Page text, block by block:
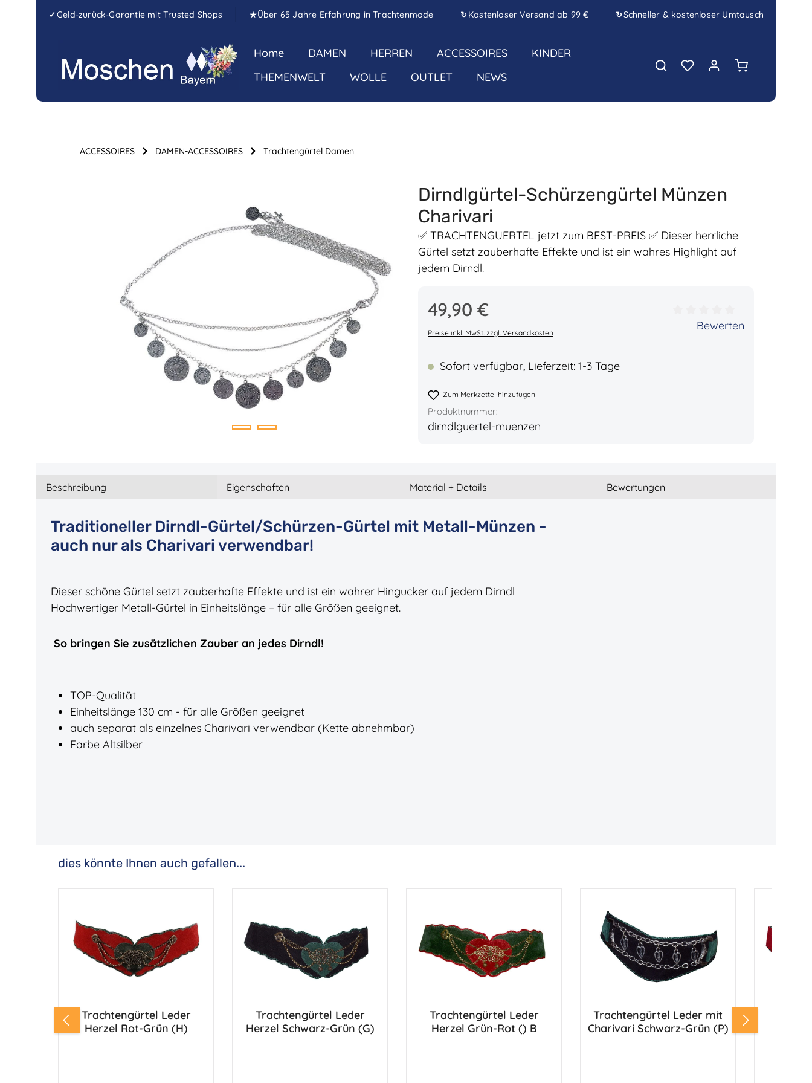
Zum Hauptinhalt springen
Zur Hauptnavigation springen
✓ Geld-zurück-Garantie mit Trusted Shops ★Über 65 Jahre Erfahrung in Trachtenmode ↻ Kostenloser Versand ab 99 € ↻Schneller & kostenloser Umtausch
Home DAMEN HERREN ACCESSOIRES
KINDER
THEMENWELT
WOLLE OUTLET NEWS
Warenkorb
ACCESSOIRES DAMEN-ACCESSOIRES Trachtengürtel Damen
Dirndlgürtel-Schürzengürtel Münzen
Charivari
✅ TRACHTENGUERTEL jetzt zum BEST-PREIS ✅ Dieser herrliche
Gürtel setzt zauberhafte Effekte und ist ein wahres Highlight auf
jedem Dirndl.
Regulärer Preis:
49,90 €
Preise inkl. MwSt. zzgl. Versandkosten
Bewerten
Sofort verfügbar, Lieferzeit: 1-3 Tage
Zum Merkzettel hinzufügen
Produktnummer:
dirndlguertel-muenzen
Beschreibung Eigenschaften Material + Details Bewertungen
Traditioneller Dirndl-Gürtel/Schürzen-Gürtel mit Metall-Münzen -
auch nur als Charivari verwendbar!
Dieser schöne Gürtel setzt zauberhafte Effekte und ist ein wahrer Hingucker auf jedem Dirndl
Hochwertiger Metall-Gürtel in Einheitslänge – für alle Größen geeignet.
So bringen Sie zusätzlichen Zauber an jedes Dirndl!
TOP-Qualität
Einheitslänge 130 cm - für alle Größen geeignet
auch separat als einzelnes Charivari verwendbar (Kette abnehmbar)
Farbe Altsilber
Produktgalerie überspringen
dies könnte Ihnen auch gefallen...
Trachtengürtel Leder
Herzel Rot-Grün (H)
Trachtengürtel Leder
Herzel Schwarz-Grün (G)
Trachtengürtel Leder
Herzel Grün-Rot () B
Trachtengürtel Leder mit
Charivari Schwarz-Grün (P)